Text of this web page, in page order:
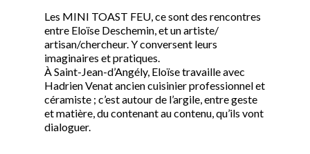
Les MINI TOAST FEU, ce sont des rencontres
entre Eloïse Deschemin, et un artiste/
artisan/chercheur. Y conversent leurs
imaginaires et pratiques.
À Saint-Jean-d’Angély, Eloïse travaille avec
Hadrien Venat ancien cuisinier professionnel et
céramiste ; c’est autour de l’argile, entre geste
et matière, du contenant au contenu, qu’ils vont
dialoguer.